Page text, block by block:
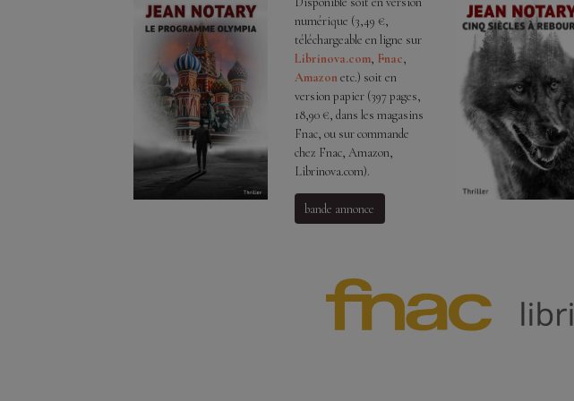
numérique (3,49 €,
téléchargeable en ligne sur
Librinova.com, Fnac,
Amazon etc.) soit en
version papier (397 pages,
18,90 €, dans les magasins
Fnac, ou sur commande
chez Fnac, Amazon,
Librinova.com).
bande annonce